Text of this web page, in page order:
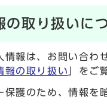
の取り扱いに
情報は、お問い合わ
報の取り扱い 」をご
保護のため、情報